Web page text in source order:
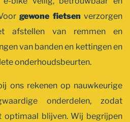
gewone fietsen verzorgen
afstellen van remmen en
van banden en kettingen en
onderhoudsbeurten.
ons rekenen op nauwkeurige
onderdelen, zodat
optimaal blijven. Wij begrijpen